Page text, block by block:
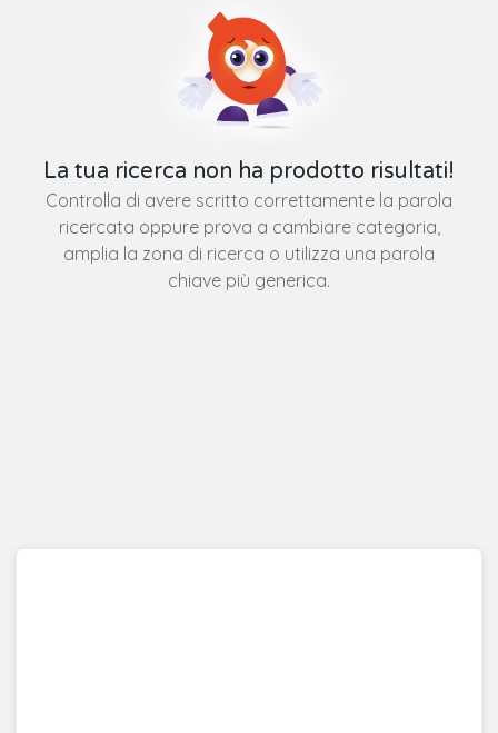
La tua ricerca non ha prodotto risultati!
Controlla di avere scritto correttamente la parola
ricercata oppure prova a cambiare categoria,
amplia la zona di ricerca o utilizza una parola
chiave più generica.